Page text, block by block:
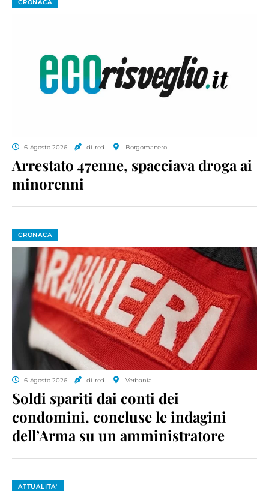
CRONACA
6 Agosto 2026 di red. Borgomanero
Arrestato 47enne, spacciava droga ai
minorenni
CRONACA
6 Agosto 2026 di red. Verbania
Soldi spariti dai conti dei
condomini, concluse le indagini
dell’Arma su un amministratore
ATTUALITA'